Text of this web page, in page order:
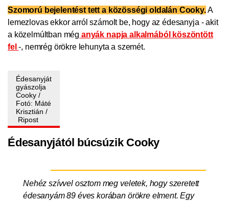
Szomorú bejelentést tett a közösségi oldalán Cooky.A
lemezlovas ekkor arról számolt be, hogy az édesanyja - akit
a közelmúltban még anyák napja alkalmából köszöntött
fel-, nemrég örökre lehunyta a szemét.
Édesanyját
gyászolja
Cooky /
Fotó: Máté
Krisztián /
Ripost
Édesanyjától búcsúzik Cooky
Nehéz szívvel osztom meg veletek, hogy szeretett
édesanyám 89 éves korában örökre elment. Egy